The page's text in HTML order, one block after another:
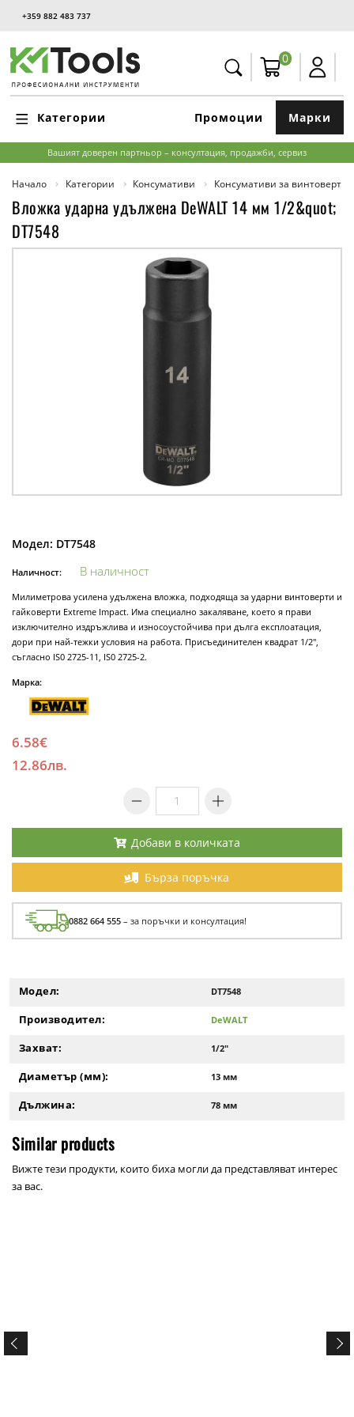
+359 882 483 737
0
Категории Марки
Промоции
Вашият доверен партньор – консултация, продажби, сервиз
Начало Категории Консумативи Консумативи за
Вложка ударна удължена DeWALT 14 мм 1/2&quot;
DT7548
Модел: DT7548
Наличност: В наличност
Милиметрова усилена удължена вложка, подходяща за ударни винтоверти и
гайковерти Extreme Impact. Има специално закаляване, което я прави
изключително издръжлива и износоустойчива при дълга експлоатация,
дори при най-тежки условия на работа. Присъединителен квадрат 1/2",
съгласно IS0 2725-11, IS0 2725-2.
Марка:
6.58€
12.86лв.
Добави в количката
Бърза поръчка
0882 664 555 – за поръчки и консултация!
Модел: DT7548
Производител: DeWALT
Захват: 1/2"
Диаметър (мм): 13 мм
Дължина: 78 мм
Similar products
Вижте тези продукти, които биха могли да представляват интерес
за вас.